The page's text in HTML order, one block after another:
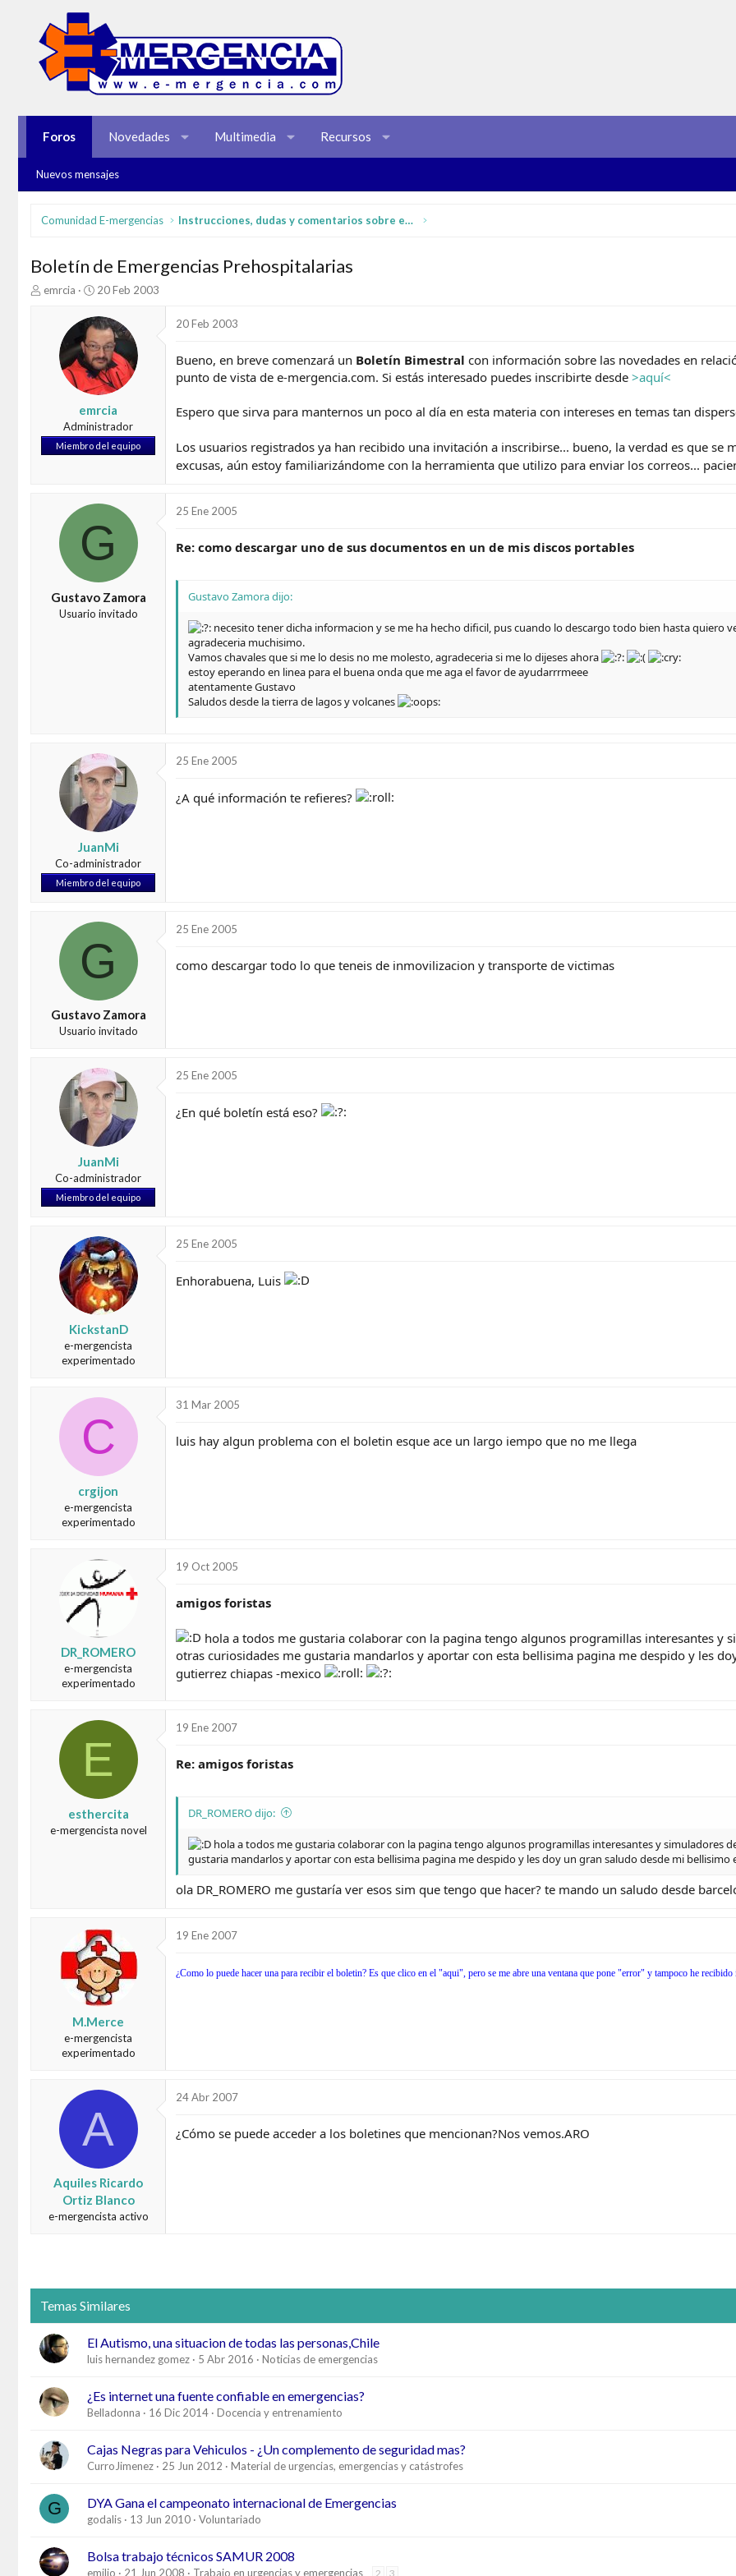
Foros Novedades Multimedia Recursos
Nuevos mensajes
Comunidad E-mergencias Instrucciones, dudas y comentarios sobre esta web
Boletín de Emergencias Prehospitalarias
I
e
l
emrcia
F
c
h
a
d
e
i
n
i
c
i
20 Feb 2003
emrcia
Administrador
Miembro del equipo
20 Feb 2003
Bueno, en breve comenzará un Boletín Bimestral con información sobre las novedades en
punto de vista de e-mergencia.com. Si estás interesado puedes inscribirte desde >aquí<
Espero que sirva para manternos un poco al día en esta materia con intereses en temas tan
Los usuarios registrados ya han recibido una invitación a inscribirse... bueno, la verdad es que se
excusas, aún estoy familiarizándome con la herramienta que utilizo para enviar los correos...
G
Gustavo Zamora
Usuario invitado
25 Ene 2005
Re: como descargar uno de sus documentos en un de mis discos portables
Gustavo Zamora dijo:
necesito tener dicha informacion y se me ha hecho dificil, pus cuando lo descargo todo bien hasta quiero
agradeceria muchisimo.
Vamos chavales que si me lo desis no me molesto, agradeceria si me lo dijeses ahora
estoy eperando en linea para el buena onda que me aga el favor de ayudarrrmeee
atentamente Gustavo
Saludos desde la tierra de lagos y volcanes
JuanMi
Co-administrador
Miembro del equipo
25 Ene 2005
¿A qué información te refieres?
G
Gustavo Zamora
Usuario invitado
25 Ene 2005
como descargar todo lo que teneis de inmovilizacion y transporte de victimas
JuanMi
Co-administrador
Miembro del equipo
25 Ene 2005
¿En qué boletín está eso?
KickstanD
e-mergencista
experimentado
25 Ene 2005
Enhorabuena, Luis
C
crgijon
e-mergencista
experimentado
31 Mar 2005
luis hay algun problema con el boletin esque ace un largo iempo que no me llega
DR_ROMERO
e-mergencista
experimentado
19 Oct 2005
amigos foristas
hola a todos me gustaria colaborar con la pagina tengo algunos programillas interesantes y
otras curiosidades me gustaria mandarlos y aportar con esta bellisima pagina me despido y les
gutierrez chiapas -mexico
E
esthercita
e-mergencista novel
19 Ene 2007
Re: amigos foristas
DR_ROMERO dijo:
hola a todos me gustaria colaborar con la pagina tengo algunos programillas interesantes y simuladores
gustaria mandarlos y aportar con esta bellisima pagina me despido y les doy un gran saludo desde mi
ola DR_ROMERO me gustaría ver esos sim que tengo que hacer? te mando un saludo desde
M.Merce
e-mergencista
experimentado
19 Ene 2007
¿Como lo puede hacer una para recibir el boletin? Es que clico en el "aqui", pero se me abre una ventana que pone "error" y tampoco he
A
Aquiles Ricardo
Ortiz Blanco
e-mergencista activo
24 Abr 2007
¿Cómo se puede acceder a los boletines que mencionan?Nos vemos.ARO
Temas Similares
El Autismo, una situacion de todas las personas,Chile
luis hernandez gomez 5 Abr 2016 Noticias de emergencias
¿Es internet una fuente confiable en emergencias?
Belladonna 16 Dic 2014 Docencia y entrenamiento
Cajas Negras para Vehiculos - ¿Un complemento de seguridad mas?
CurroJimenez 25 Jun 2012 Material de urgencias, emergencias y catástrofes
G DYA Gana el campeonato internacional de Emergencias
godalis 13 Jun 2010 Voluntariado
Bolsa trabajo técnicos SAMUR 2008
emilio 21 Jun 2008 Trabajo en urgencias y emergencias 2 3